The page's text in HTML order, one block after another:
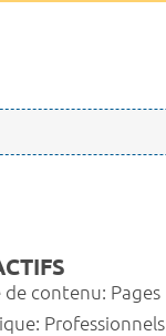
de contenu: Pages
Professionnels